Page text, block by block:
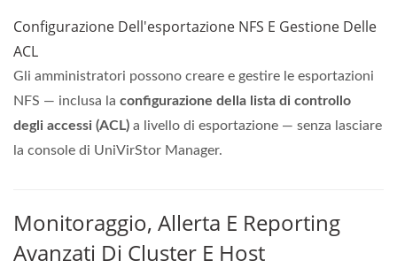
Configurazione Dell'esportazione NFS E Gestione Delle
ACL
Gli amministratori possono creare e gestire le esportazioni
NFS — inclusa la configurazione della lista di controllo
degli accessi (ACL) a livello di esportazione — senza lasciare
la console di UniVirStor Manager.
Monitoraggio, Allerta E Reporting
Avanzati Di Cluster E Host